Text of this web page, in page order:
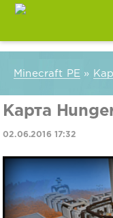
Minecraft PE »
Карта
02.06.2016 17:32